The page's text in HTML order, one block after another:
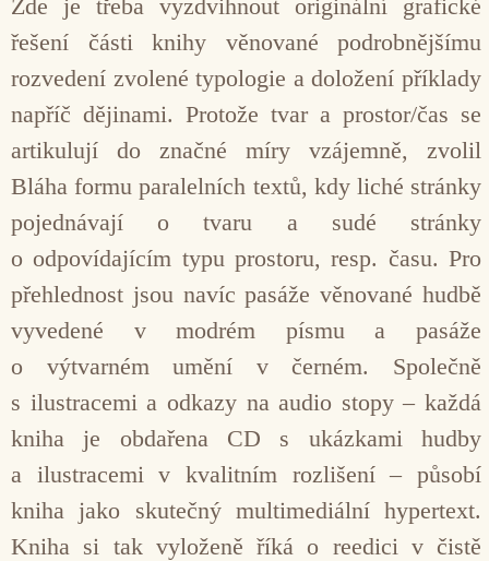
Zde je třeba vyzdvihnout originální grafické
řešení části knihy věnované podrobnějšímu
rozvedení zvolené typologie a doložení příklady
napříč dějinami. Protože tvar a prostor/čas se
artikulují do značné míry vzájemně, zvolil
Bláha formu paralelních textů, kdy liché stránky
pojednávají o tvaru a sudé stránky
o odpovídajícím typu prostoru, resp. času. Pro
přehlednost jsou navíc pasáže věnované hudbě
vyvedené v modrém písmu a pasáže
o výtvarném umění v černém. Společně
s ilustracemi a odkazy na audio stopy – každá
kniha je obdařena CD s ukázkami hudby
a ilustracemi v kvalitním rozlišení – působí
kniha jako skutečný multimediální hypertext.
Kniha si tak vyloženě říká o reedici v čistě